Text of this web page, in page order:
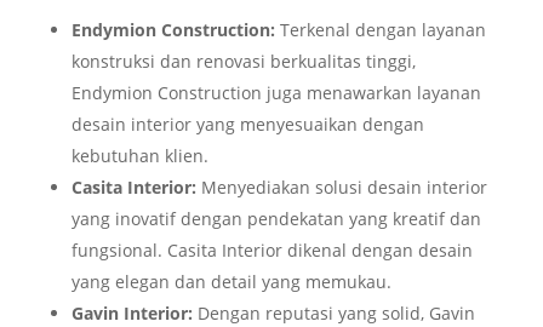
Endymion Construction: Terkenal dengan layanan
konstruksi dan renovasi berkualitas tinggi,
Endymion Construction juga menawarkan layanan
desain interior yang menyesuaikan dengan
kebutuhan klien.
Casita Interior: Menyediakan solusi desain interior
yang inovatif dengan pendekatan yang kreatif dan
fungsional. Casita Interior dikenal dengan desain
yang elegan dan detail yang memukau.
Gavin Interior: Dengan reputasi yang solid, Gavin